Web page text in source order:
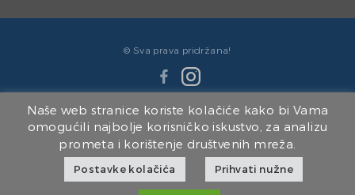
© Sva prava pridržana!
Članice Marina Punat Grupe:
Marina Punat d.o.o. | Brodogradilište Punat d.o.o. |
Marina Punat Hotel & Resort | Marina Commerce d.o.o.
Naše web stranice koriste kolačiće kako bi Vama
omogućili najbolje korisničko iskustvo, za analizu
prometa i korištenje društvenih mreža.
Postavke kolačića Prihvati nužne